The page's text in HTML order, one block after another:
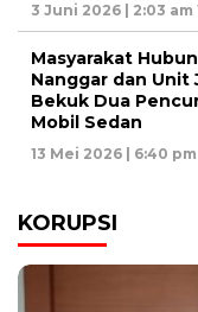
3 Juni 2026 | 2:03 am
Masyarakat
Nanggar dan Unit
Bekuk Dua
Mobil Sedan
13 Mei 2026 | 6:40
KORUPSI